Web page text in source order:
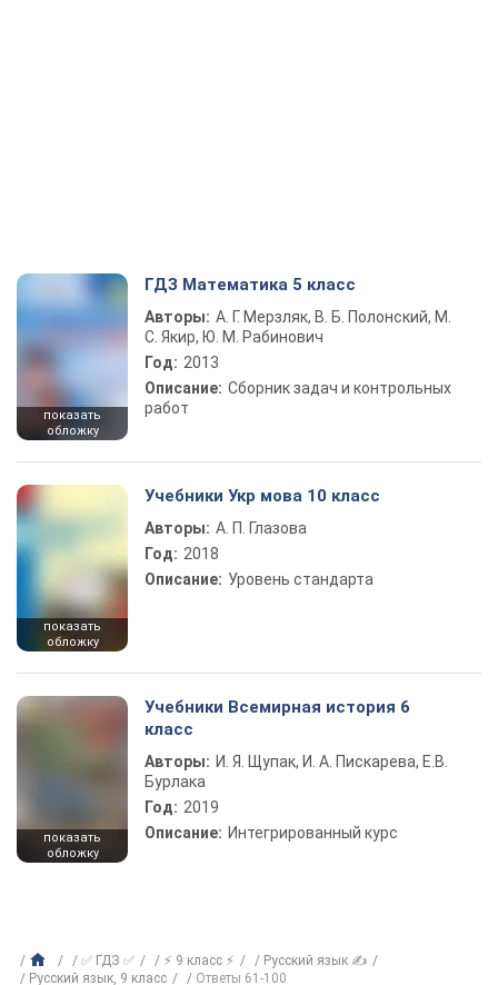
показать
обложку
ГДЗ Математика 5 класс
Авторы: А. Г. Мерзляк, В. Б. Полонский, М.
С. Якир, Ю. М. Рабинович
Год: 2013
Описание: Сборник задач и контрольных
работ
показать
обложку
Учебники Укр мова 10 класс
Авторы: А. П. Глазова
Год: 2018
Описание: Уровень стандарта
показать
обложку
Учебники Всемирная история 6
класс
Авторы: И. Я. Щупак, И. А. Пискарева, Е.В.
Бурлака
Год: 2019
Описание: Интегрированный курс
✅ ГДЗ ✅ ⚡ 9 класс ⚡
Русский язык ✍
Русский язык, 9 класс
Ответы 61-100